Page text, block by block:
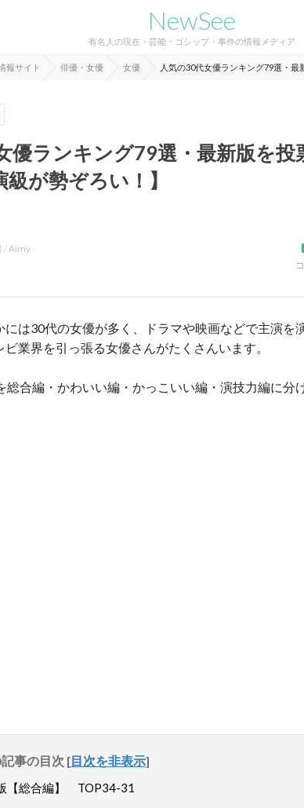
NewSee
有名人の現在・芸能・ゴシップ・事件の情報メディア
報サイト 俳優・女優 女優 人気の30代女優ランキング79選・最
優ランキング79選・最新版を投
が勢ぞろい！】
/Aimy
は30代の女優が多く、ドラマや映画などで主演を
業界を引っ張る女優さんがたくさんいます。
合編・かわいい編・かっこいい編・演技力編に分
事の目次 [目次を非表示]
【総合編】 TOP34-31